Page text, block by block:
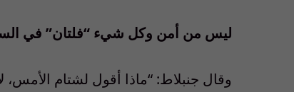
ليس من أمن وكل شيء “فلتان” في
وقال جنبلاط: “ماذا أقول لشتام